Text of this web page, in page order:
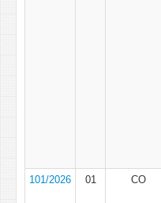
101/2026 01 CO